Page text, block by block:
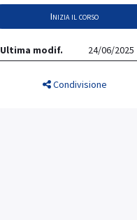
Inizia il corso
Ultima modif. 24/06/2025
Condivisione